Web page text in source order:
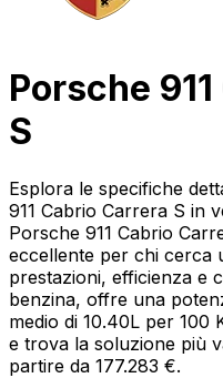
Porsche
S
Esplora le specifiche
911 Cabrio Carrera S in
Porsche 911 Cabrio
eccellente per chi cerca
prestazioni, efficienza e
benzina, offre una
medio di 10.40L per 100
e trova la soluzione più
partire da 177.283 €.